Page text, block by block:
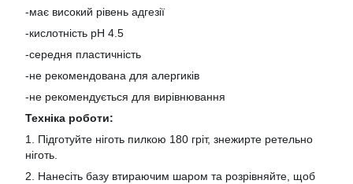
-має високий рівень адгезії
-кислотність pН 4.5
-середня пластичність
-не рекомендована для алергиків
-не рекомендується для вирівнювання
Техніка роботи:
1. Підготуйте ніготь пилкою 180 гріт, знежирте ретельно
ніготь.
2. Нанесіть базу втираючим шаром та розрівняйте, щоб